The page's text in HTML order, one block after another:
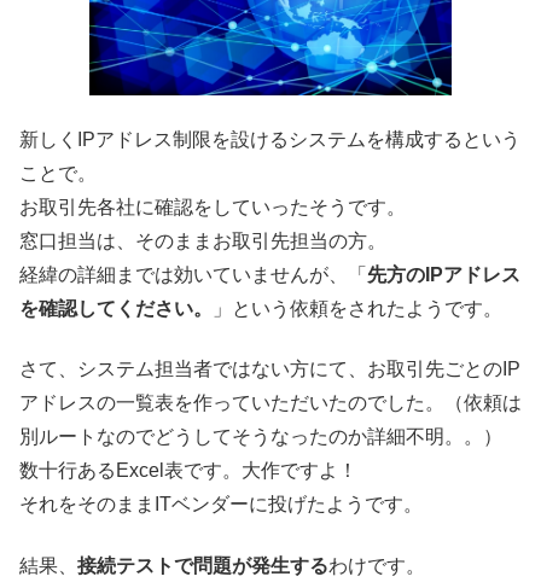
新しくIPアドレス制限を設けるシステムを構成するという
ことで。
お取引先各社に確認をしていったそうです。
窓口担当は、そのままお取引先担当の方。
経緯の詳細までは効いていませんが、「 先方のIPアドレス
を確認してください。
」という依頼をされたようです。
さて、システム担当者ではない方にて、お取引先ごとのIP
アドレスの一覧表を作っていただいたのでした。（依頼は
別ルートなのでどうしてそうなったのか詳細不明。。）
数十行あるExcel表です。大作ですよ！
それをそのままITベンダーに投げたようです。
結果、 接続テストで問題が発生するわけです。